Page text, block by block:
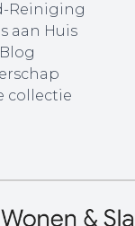
Reiniging
aan Huis
collectie